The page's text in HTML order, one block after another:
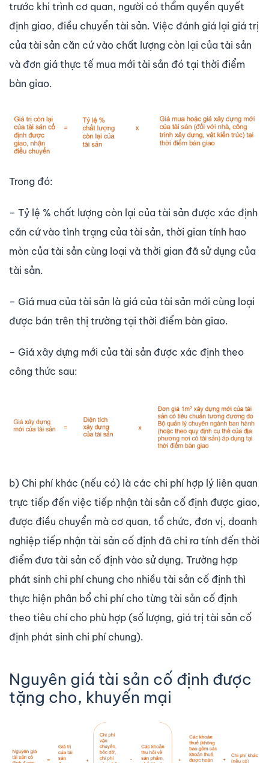
trước khi trình cơ quan, người có thẩm quyền quyết
định giao, điều chuyển tài sản. Việc đánh giá lại giá trị
của tài sản căn cứ vào chất lượng còn lại của tài sản
và đơn giá thực tế mua mới tài sản đó tại thời điểm
bàn giao.
Trong đó:
– Tỷ lệ % chất lượng còn lại của tài sản được xác định
căn cứ vào tình trạng của tài sản, thời gian tính hao
mòn của tài sản cùng loại và thời gian đã sử dụng của
tài sản.
– Giá mua của tài sản là giá của tài sản mới cùng loại
được bán trên thị trường tại thời điểm bàn giao.
– Giá xây dựng mới của tài sản được xác định theo
công thức sau:
b) Chi phí khác (nếu có) là các chi phí hợp lý liên quan
trực tiếp đến việc tiếp nhận tài sản cố định được giao,
được điều chuyển mà cơ quan, tổ chức, đơn vị, doanh
nghiệp tiếp nhận tài sản cố định đã chi ra tính đến thời
điểm đưa tài sản cố định vào sử dụng. Trường hợp
phát sinh chi phí chung cho nhiều tài sản cố định thì
thực hiện phân bổ chi phí cho từng tài sản cố định
theo tiêu chí cho phù hợp (số lượng, giá trị tài sản cố
định phát sinh chi phí chung).
Nguyên giá tài sản cố định được
tặng cho, khuyến mại